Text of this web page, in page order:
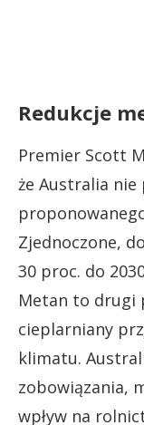
Redukcje
Premier Scott
że Australia
Zjednoczone,
30 proc. do
Metan to drugi
cieplarniany
klimatu.
zobowiązania,
wpływ na